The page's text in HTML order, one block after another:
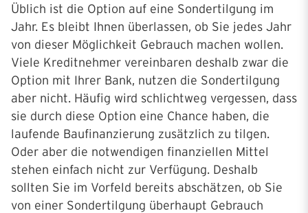
Üblich ist die Option auf eine Sondertilgung im
Jahr. Es bleibt Ihnen überlassen, ob Sie jedes Jahr
von dieser Möglichkeit Gebrauch machen wollen.
Viele Kreditnehmer vereinbaren deshalb zwar die
Option mit Ihrer Bank, nutzen die Sondertilgung
aber nicht. Häufig wird schlichtweg vergessen, dass
sie durch diese Option eine Chance haben, die
laufende Baufinanzierung zusätzlich zu tilgen.
Oder aber die notwendigen finanziellen Mittel
stehen einfach nicht zur Verfügung. Deshalb
sollten Sie im Vorfeld bereits abschätzen, ob Sie
von einer Sondertilgung überhaupt Gebrauch